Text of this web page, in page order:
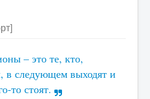
– это те, кто,
в следующем выходят и
то стоят.